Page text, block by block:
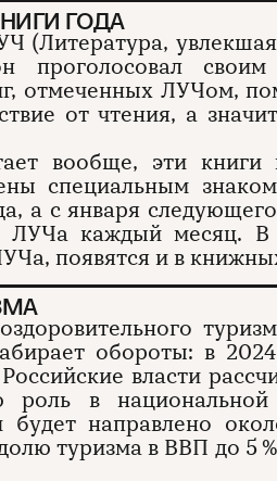
ГОДА
(Литература,
проголосовал своим
отмеченных ЛУЧом,
от чтения, а
вообще, эти книги
специальным
а с января
ЛУЧа каждый месяц.
появятся и в
обороты: в
власти
в национальной
направлено
туризма в ВВП до 5